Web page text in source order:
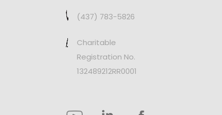
(437) 783-5826
Charitable
Registration No.
132489212RR0001